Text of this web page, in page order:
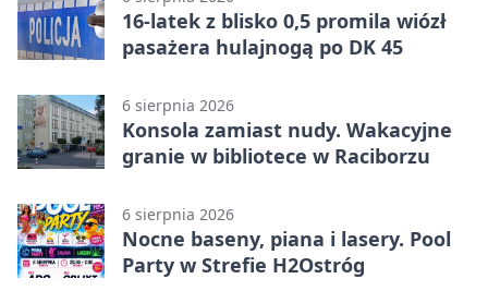
16-latek z blisko 0,5 promila wiózł
pasażera hulajnogą po DK 45
6 sierpnia 2026
Konsola zamiast nudy. Wakacyjne
granie w bibliotece w Raciborzu
6 sierpnia 2026
Nocne baseny, piana i lasery. Pool
Party w Strefie H2Ostróg